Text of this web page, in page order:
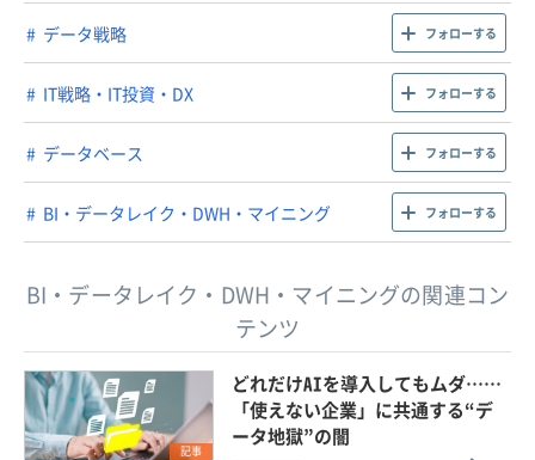
データ戦略 フォローする
IT戦略・IT投資・DX フォローする
データベース フォローする
BI・データレイク・DWH・マイニング フォローする
BI・データレイク・DWH・マイニングの関連コン
テンツ
記事
どれだけAIを導入してもムダ……
「使えない企業」に共通する“デ
ータ地獄”の闇